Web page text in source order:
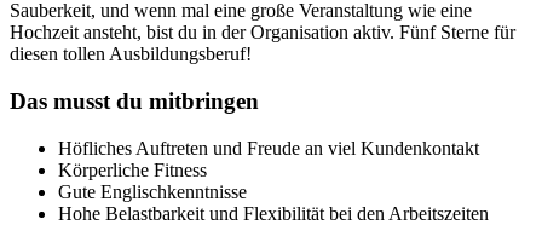
Sauberkeit, und wenn mal eine große Veranstaltung wie eine
Hochzeit ansteht, bist du in der Organisation aktiv. Fünf Sterne für
diesen tollen Ausbildungsberuf!
Das musst du mitbringen
Höfliches Auftreten und Freude an viel Kundenkontakt
Körperliche Fitness
Gute Englischkenntnisse
Hohe Belastbarkeit und Flexibilität bei den Arbeitszeiten